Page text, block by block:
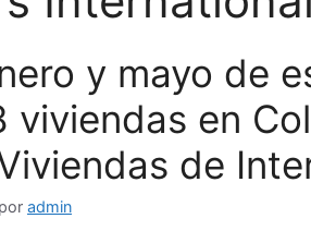
y mayo de
viviendas en
de
por admin